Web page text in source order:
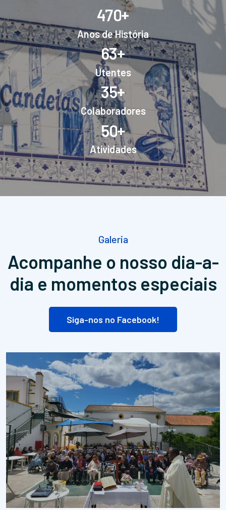
470+
Anos de História
63+
Utentes
35+
Colaboradores
50+
Atividades
Galeria
Acompanhe o nosso dia-a-
dia e momentos especiais
Siga-nos no Facebook!